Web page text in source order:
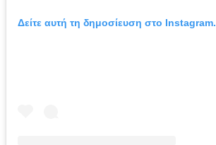
Δείτε αυτή τη δημοσίευση στο Instagram.